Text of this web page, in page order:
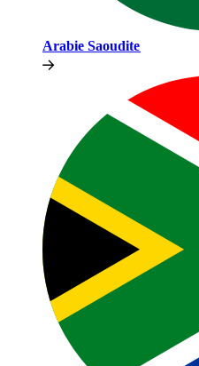
Arabie Saoudite​​